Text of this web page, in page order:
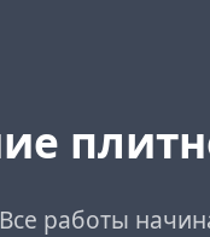
Все работы